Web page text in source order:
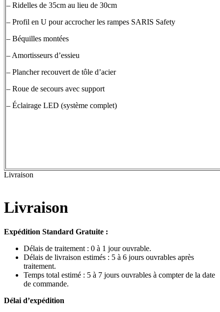
– Ridelles de 35cm au lieu de 30cm
– Profil en U pour accrocher les rampes SARIS Safety
– Béquilles montées
– Amortisseurs d’essieu
– Plancher recouvert de tôle d’acier
– Roue de secours avec support
– Éclairage LED (système complet)
Livraison
Livraison
Expédition Standard Gratuite :
Délais de traitement : 0 à 1 jour ouvrable.
Délais de livraison estimés : 5 à 6 jours ouvrables après
traitement.
Temps total estimé : 5 à 7 jours ouvrables à compter de la date
de commande.
Délai d’expédition